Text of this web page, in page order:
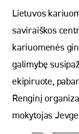
Lietuvos
saviraiškos
kariuomenės
galimybę
ekipiruote,
Renginį
mokytojas